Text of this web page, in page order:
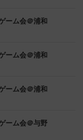
ーム会＠浦和
ーム会＠浦和
ーム会＠浦和
ーム会＠与野